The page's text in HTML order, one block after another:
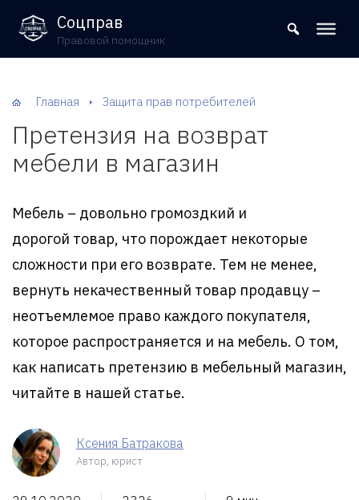
8 (800) 302-09-37
Соцправ
Правовой помощник
Главная Защита прав потребителей
Претензия на возврат
мебели в магазин
Мебель – довольно громоздкий и
дорогой товар, что порождает некоторые
сложности при его возврате. Тем не менее,
вернуть некачественный товар продавцу –
неотъемлемое право каждого покупателя,
которое распространяется и на мебель. О том,
как написать претензию в мебельный магазин,
читайте в нашей статье.
Ксения Батракова
Автор, юрист